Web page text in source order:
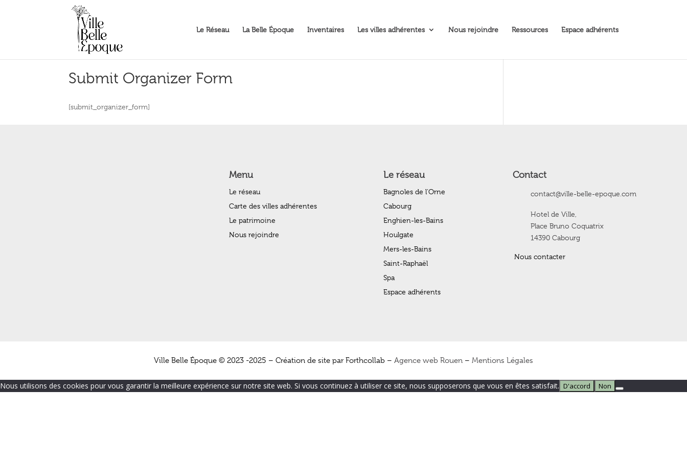
Le Réseau La Belle Époque Inventaires Les villes adhérentes Nous rejoindre Ressources Espace adhérents
Submit Organizer Form
[submit_organizer_form]
Menu
Le réseau
Carte des villes adhérentes
Le patrimoine
Nous rejoindre
Le réseau
Bagnoles de l’Orne
Cabourg
Enghien-les-Bains
Houlgate
Mers-les-Bains
Saint-Raphaël
Spa
Espace adhérents
Contact
contact@ville-belle-epoque.com
Hotel de Ville,
Place Bruno Coquatrix
14390 Cabourg
Nous contacter
Ville Belle Époque © 2023 -2025 – Création de site par Forthcollab – Agence web Rouen – Mentions Légales
Nous utilisons des cookies pour vous garantir la meilleure expérience sur notre site web. Si vous continuez à utiliser ce site, nous supposerons que vous en êtes satisfait. D'accord Non